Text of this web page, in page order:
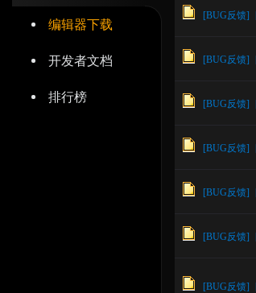
编辑器下载
开发者文档
排行榜
辑
器
[BUG反馈]
[BUG反馈]
[BUG反馈]
[BUG反馈]
[BUG反馈]
[BUG反馈]
[BUG反馈]